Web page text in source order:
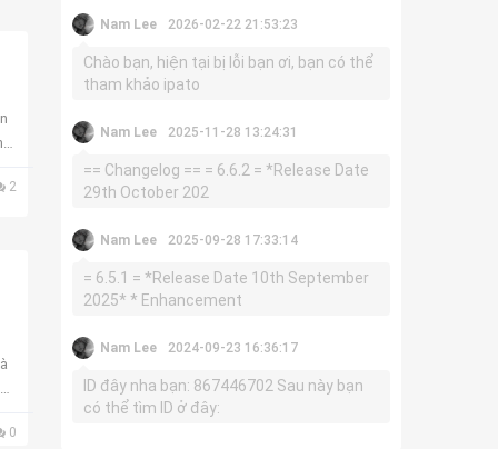
2
0
Nam Lee 2026-02-22 21:53:23
Chào bạn, hiện tại bị lỗi bạn ơi, bạn có thể
tham khảo ipato
Nam Lee 2025-11-28 13:24:31
== Changelog == = 6.6.2 = *Release Date
29th October 202
Nam Lee 2025-09-28 17:33:14
= 6.5.1 = *Release Date 10th September
2025* * Enhancement
Nam Lee 2024-09-23 16:36:17
ID đây nha bạn: 867446702 Sau này bạn
có thể tìm ID ở đây: